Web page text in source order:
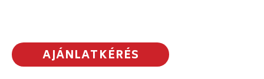
AJÁNLATKÉRÉS